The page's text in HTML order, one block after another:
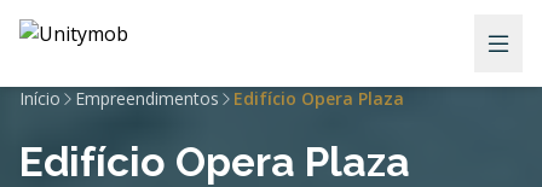
Início Empreendimentos Edifício Opera Plaza
Edifício Opera Plaza